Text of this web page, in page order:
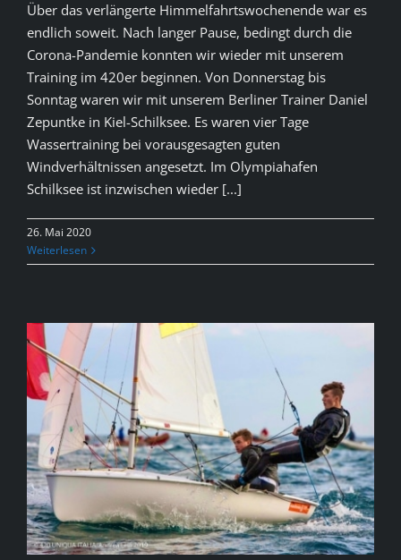
Über das verlängerte Himmelfahrtswochenende war es
endlich soweit. Nach langer Pause, bedingt durch die
Corona-Pandemie konnten wir wieder mit unserem
Training im 420er beginnen. Von Donnerstag bis
Sonntag waren wir mit unserem Berliner Trainer Daniel
Zepuntke in Kiel-Schilksee. Es waren vier Tage
Wassertraining bei vorausgesagten guten
Windverhältnissen angesetzt. Im Olympiahafen
Schilksee ist inzwischen wieder [...]
26. Mai 2020
Weiterlesen